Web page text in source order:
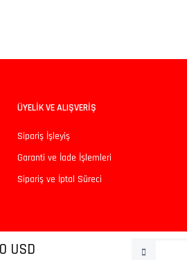
USD
ÜYELİK VE ALIŞVERİŞ
Sipariş İşleyiş
Garanti ve İade İşlemleri
Sipariş ve İptal Süreci